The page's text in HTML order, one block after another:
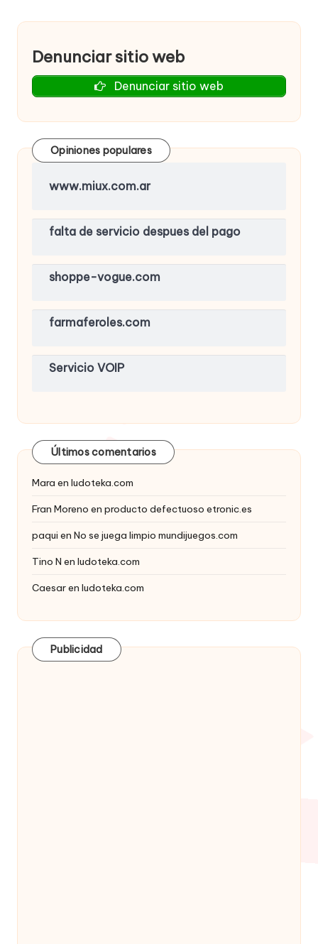
Denunciar sitio web
Denunciar sitio web
Opiniones populares
www.miux.com.ar
falta de servicio despues del pago
shoppe-vogue.com
farmaferoles.com
Servicio VOIP
Últimos comentarios
Mara en ludoteka.com
Fran Moreno en producto defectuoso etronic.es
paqui en No se juega limpio mundijuegos.com
Tino N en ludoteka.com
Caesaren ludoteka.com
Publicidad